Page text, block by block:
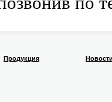
Продукция